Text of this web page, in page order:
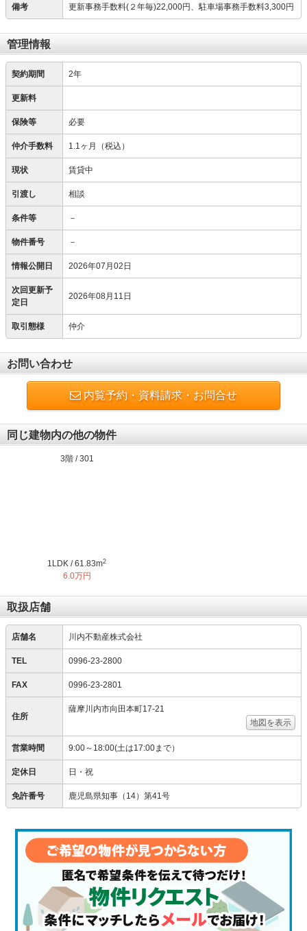
備考 更新事務手数料(２年毎)22,000円、駐車場事務手数料3,300円
管理情報
契約期間 2年
更新料
保険等 必要
仲介手数料 1.1ヶ月（税込）
現状 賃貸中
引渡し 相談
条件等 －
物件番号 －
情報公開日 2026年07月02日
次回更新予
定日
2026年08月11日
取引態様 仲介
お問い合わせ
内覧予約・資料請求・お問合せ
同じ建物内の他の物件
3階 / 301
1LDK / 61.83m2
6.0万円
取扱店舗
店舗名 川内不動産株式会社
TEL 0996-23-2800
FAX 0996-23-2801
住所
薩摩川内市向田本町17-21
地図を表示
営業時間 9:00～18:00(土は17:00まで）
定休日 日・祝
免許番号 鹿児島県知事（14）第41号